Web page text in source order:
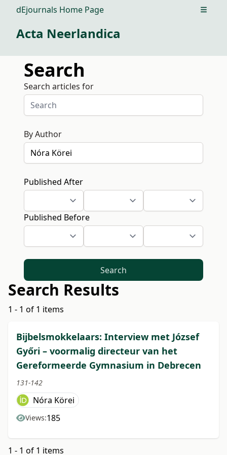
dEjournals Home Page Open
Acta Neerlandica
Search
Search articles for
By Author
Published After
Published Before
Search
Search Results
1 - 1 of 1 items
Bijbelsmokkelaars: Interview met József
Győri – voormalig directeur van het
Gereformeerde Gymnasium in Debrecen
131-142
Nóra Körei
Views:185
1 - 1 of 1 items